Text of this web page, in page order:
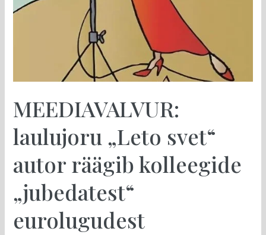
MEEDIAVALVUR:
laulujoru „Leto svet“
autor räägib kolleegide
„jubedatest“
eurolugudest